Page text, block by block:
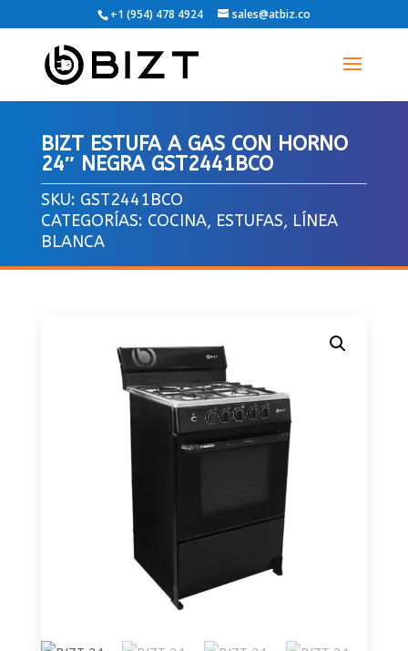
+1 (954) 478 4924 sales@atbiz.co
BIZT ESTUFA A GAS CON HORNO
24″ NEGRA GST2441BCO
SKU: GST2441BCO
CATEGORÍAS: COCINA, ESTUFAS, LÍNEA
BLANCA